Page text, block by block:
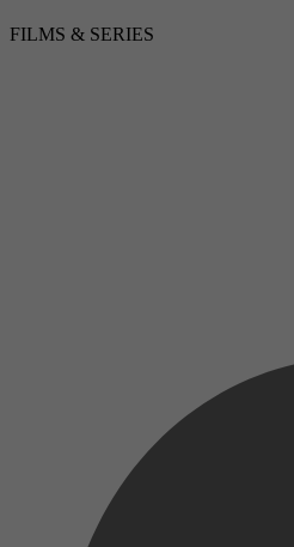
FILMS & SERIES